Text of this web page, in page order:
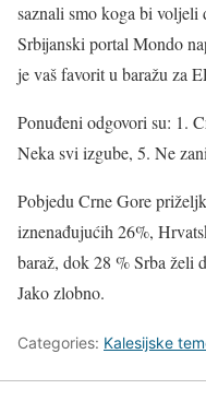
saznali smo koga bi voljeli
Srbijanski portal Mondo
je vaš favorit u baražu za
Ponuđeni odgovori su: 1.
Neka svi izgube, 5. Ne
Pobjedu Crne Gore
iznenađujućih 26%,
baraž, dok 28 % Srba želi
Jako zlobno.
Categories: Kalesijske